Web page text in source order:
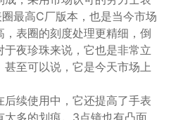
最高C厂版本，也是当今市场
表圈的刻度处理更精细，倒
夜珍珠来说，它也是非常立
至可以说，它是今天市场上
续使用中，它还提高了手表
太多的划痕。3点镜也有凸面